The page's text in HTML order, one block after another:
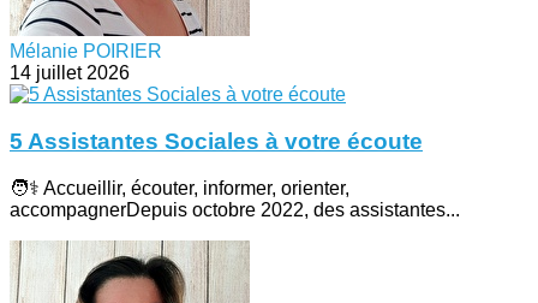
Mélanie POIRIER
14 juillet 2026
5 Assistantes Sociales à votre écoute
🧑⚕️ Accueillir, écouter, informer, orienter,
accompagnerDepuis octobre 2022, des assistantes...